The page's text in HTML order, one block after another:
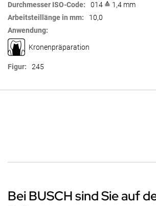
014 ≙ 1,4 mm
10,0
Kronenpräparation
245
Bei BUSCH sind Sie auf